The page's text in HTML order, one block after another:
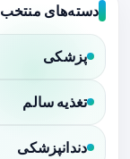
دسته‌های منتخب
پزشکی
تغذیه سالم
دندانپزشکی